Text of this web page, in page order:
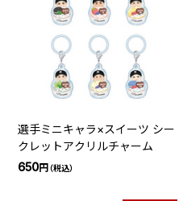
選手ミニキャラ×スイーツ シー
クレットアクリルチャーム
650円（税込）